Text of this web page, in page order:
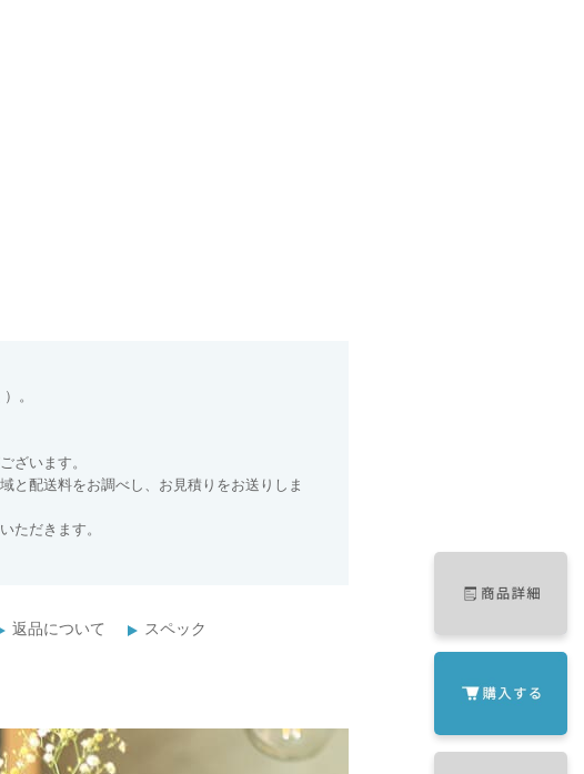
。
ざいます。
と配送料をお調べし、お見積りをお送りしま
ただきます。
返品について スペック